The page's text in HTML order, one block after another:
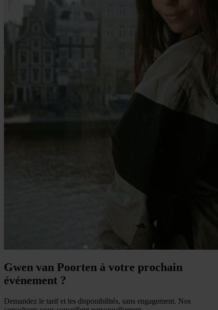
Gwen van Poorten à votre prochain
événement ?
Demandez le tarif et les disponibilités, sans engagement. Nos